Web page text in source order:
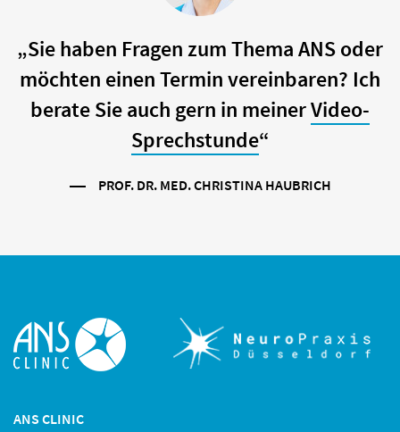
„Sie haben Fragen zum Thema ANS oder
möchten einen Termin vereinbaren? Ich
berate Sie auch gern in meinerVideo-
Sprechstunde“
PROF. DR. MED. CHRISTINA HAUBRICH
ANS CLINIC